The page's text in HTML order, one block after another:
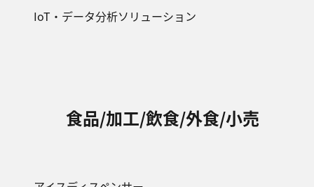
IoT・データ分析ソリューション
食品/加工/飲食/外食/小売